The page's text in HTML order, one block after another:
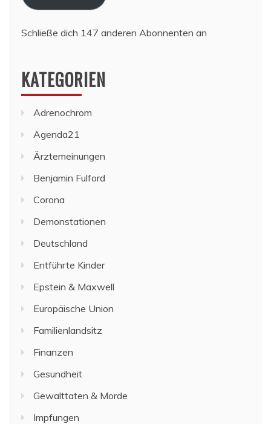
Schließe dich 147 anderen Abonnenten an
KATEGORIEN
Adrenochrom
Agenda21
Ärztemeinungen
Benjamin Fulford
Corona
Demonstationen
Deutschland
Entführte Kinder
Epstein & Maxwell
Europäische Union
Familienlandsitz
Finanzen
Gesundheit
Gewalttaten & Morde
Impfungen